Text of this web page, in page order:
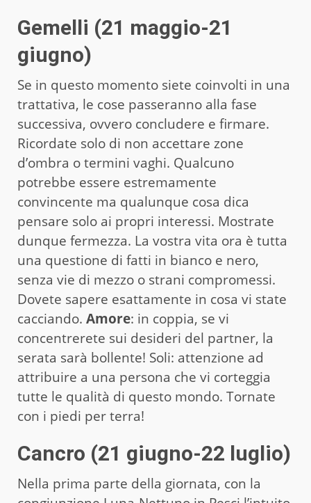
Gemelli (21 maggio-21
giugno)
Se in questo momento siete coinvolti in una
trattativa, le cose passeranno alla fase
successiva, ovvero concludere e firmare.
Ricordate solo di non accettare zone
d’ombra o termini vaghi. Qualcuno
potrebbe essere estremamente
convincente ma qualunque cosa dica
pensare solo ai propri interessi. Mostrate
dunque fermezza. La vostra vita ora è tutta
una questione di fatti in bianco e nero,
senza vie di mezzo o strani compromessi.
Dovete sapere esattamente in cosa vi state
cacciando. Amore: in coppia, se vi
concentrerete sui desideri del partner, la
serata sarà bollente! Soli: attenzione ad
attribuire a una persona che vi corteggia
tutte le qualità di questo mondo. Tornate
con i piedi per terra!
Cancro (21 giugno-22 luglio)
Nella prima parte della giornata, con la